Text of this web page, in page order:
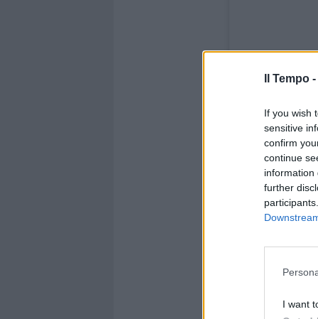
Il Tempo -
If you wish
sensitive
confirm
continue
information
further
I want
Visualizza